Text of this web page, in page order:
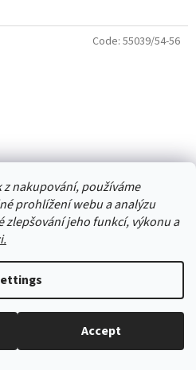
z nakupování, používáme
prohlížení webu a analýzu
jeho funkcí, výkonu a
Accept
day.
homeless fialková s
Code: 55039/54-56